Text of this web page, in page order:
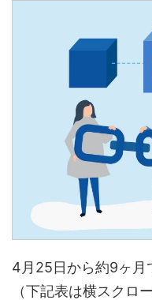
4月25日から約9ヶ月
（下記表は横スクロ